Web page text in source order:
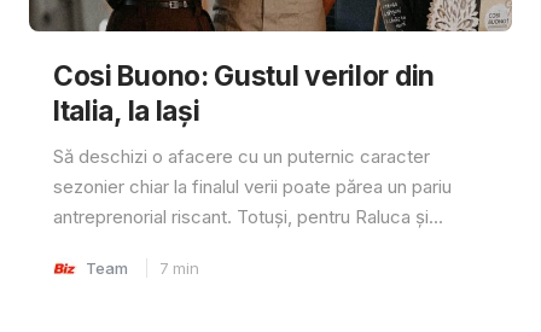
Cosi Buono: Gustul verilor din
Italia, la Iași
Să deschizi o afacere cu un puternic caracter
sezonier chiar la finalul verii poate părea un pariu
antreprenorial riscant. Totuși, pentru Raluca și...
Team 7 min